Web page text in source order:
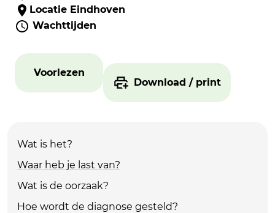
Locatie Eindhoven
Wachttijden
Voorlezen
Download / print
Wat is het?
Waar heb je last van?
Wat is de oorzaak?
Hoe wordt de diagnose gesteld?